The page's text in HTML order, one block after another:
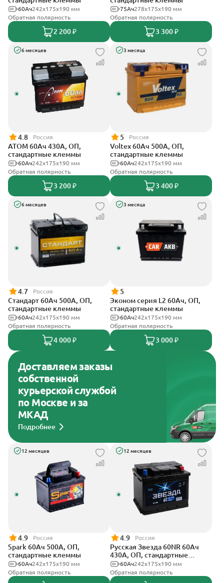
242х175х190 мм
60Ач
Обратная полярность
2 200 ₽
278х175х190 мм
75Ач
Обратная полярность
3 300 ₽
6 месяцев
4.8 Россия
АТОМ 60Ач 430А, ОП,
стандартные клеммы
242х175х190 мм
60Ач
Обратная полярность
3 200 ₽
3 месяца
5 Россия
Voltex 60Ач 500А, ОП,
стандартные клеммы
242х175х190 мм
60Ач
Обратная полярность
3 400 ₽
6 месяцев
4.7 Россия
Стандарт 60Ач 500А, ОП,
стандартные клеммы
242x175x190 мм
60Ач
Обратная полярность
4 000 ₽
3 месяца
5
Эконом серия L2 60Ач, ОП,
стандартные клеммы
242х175х190 мм
60Ач
Обратная полярность
3 000 ₽
Доставляем заказы
собственной
курьерской службой
по Москве и за
МКАД
Подробнее
12 месяцев
4.9 Россия
Spark 60Ач 500А, ОП,
стандартные клеммы
242х175х190 мм
60Ач
Обратная полярность
12 месяцев
4.9 Россия
Русская Звезда 60NR 60Ач
430А, ОП, стандартные
клеммы242x175x190 мм
60Ач
Обратная полярность